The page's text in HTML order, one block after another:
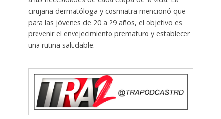
cirujana dermatóloga y cosmiatra mencionó que
para las jóvenes de 20 a 29 años, el objetivo es
prevenir el envejecimiento prematuro y establecer
una rutina saludable.